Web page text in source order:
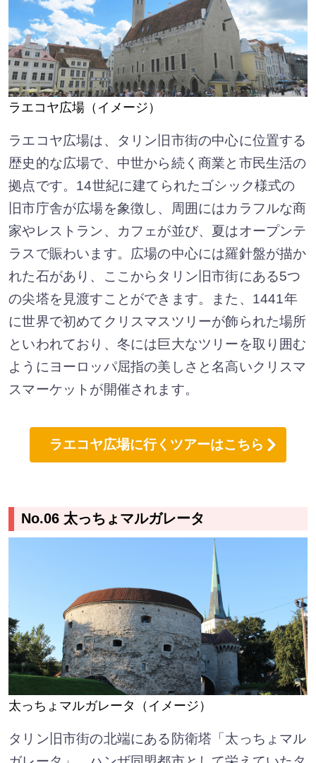
ラエコヤ広場（イメージ）
ラエコヤ広場は、タリン旧市街の中心に位置する
歴史的な広場で、中世から続く商業と市民生活の
拠点です。14世紀に建てられたゴシック様式の
旧市庁舎が広場を象徴し、周囲にはカラフルな商
家やレストラン、カフェが並び、夏はオープンテ
ラスで賑わいます。広場の中心には羅針盤が描か
れた石があり、ここからタリン旧市街にある5つ
の尖塔を見渡すことができます。また、1441年
に世界で初めてクリスマスツリーが飾られた場所
といわれており、冬には巨大なツリーを取り囲む
ようにヨーロッパ屈指の美しさと名高いクリスマ
スマーケットが開催されます。
ラエコヤ広場に行くツアーはこちら
No.06 太っちょマルガレータ
太っちょマルガレータ（イメージ）
タリン旧市街の北端にある防衛塔「太っちょマル